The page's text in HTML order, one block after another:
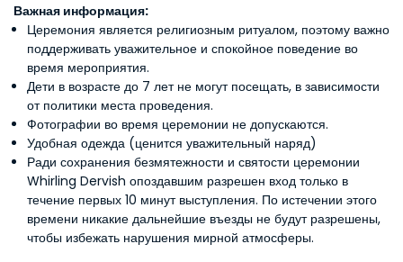
Важная информация:
Церемония является религиозным ритуалом, поэтому важно
поддерживать уважительное и спокойное поведение во
время мероприятия.
Дети в возрасте до 7 лет не могут посещать, в зависимости
от политики места проведения.
Фотографии во время церемонии не допускаются.
Удобная одежда (ценится уважительный наряд)
Ради сохранения безмятежности и святости церемонии
Whirling Dervish опоздавшим разрешен вход только в
течение первых 10 минут выступления. По истечении этого
времени никакие дальнейшие въезды не будут разрешены,
чтобы избежать нарушения мирной атмосферы.